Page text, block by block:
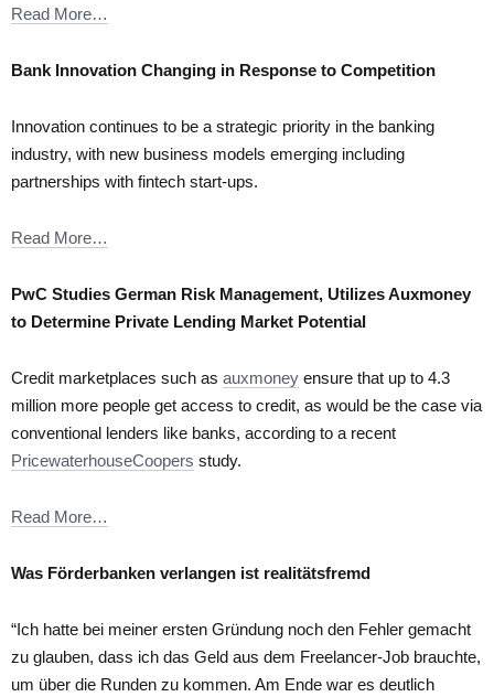
Read More…
Bank Innovation Changing in Response to Competition
Innovation continues to be a strategic priority in the banking
industry, with new business models emerging including
partnerships with fintech start-ups.
Read More…
PwC Studies German Risk Management, Utilizes Auxmoney
to Determine Private Lending Market Potential
Credit marketplaces such as auxmoney ensure that up to 4.3
million more people get access to credit, as would be the case via
conventional lenders like banks, according to a recent
PricewaterhouseCoopers study.
Read More…
Was Förderbanken verlangen ist realitätsfremd
“Ich hatte bei meiner ersten Gründung noch den Fehler gemacht
zu glauben, dass ich das Geld aus dem Freelancer-Job brauchte,
um über die Runden zu kommen. Am Ende war es deutlich